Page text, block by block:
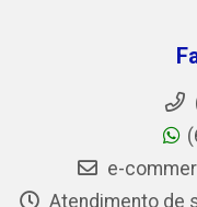
e-
Atendimento de